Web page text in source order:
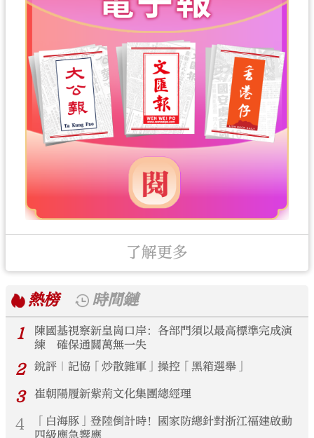
了解更多
熱榜
時間鏈
1
陳國基視察新皇崗口岸：各部門須以最高標準完成演
練 確保通關萬無一失
2 銳評｜記協「炒散雜軍」操控「黑箱選舉」
3 崔朝陽履新紫荊文化集團總經理
4
「白海豚」登陸倒計時！國家防總針對浙江福建啟動